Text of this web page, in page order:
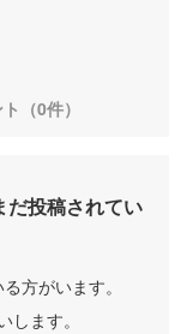
（0件）
だ投稿されてい
方がいます。
ます。